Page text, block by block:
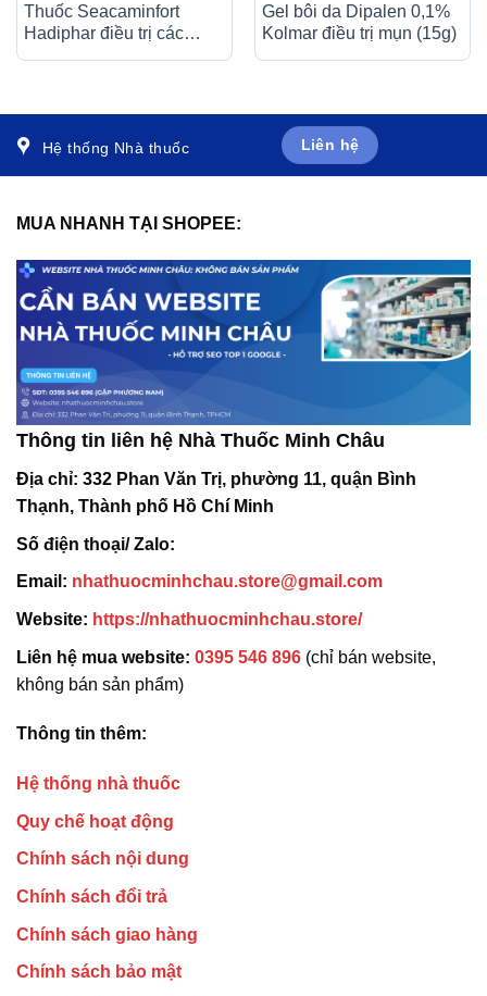
Thuốc Seacaminfort
Hadiphar điều trị các
Gel bôi da Dipalen 0,1%
Kolmar điều trị mụn (15g)
Hệ thống Nhà thuốc Liên hệ
MUA NHANH TẠI SHOPEE:
Thông tin liên hệ Nhà Thuốc Minh Châu
Địa chỉ: 332 Phan Văn Trị, phường 11, quận Bình
Thạnh, Thành phố Hồ Chí Minh
Số điện thoại/ Zalo:
Email: nhathuocminhchau.store@gmail.com
Website: https://nhathuocminhchau.store/
Liên hệ mua website: 0395 546 896 (chỉ bán website,
không bán sản phẩm)
Thông tin thêm:
Hệ thống nhà thuốc
Quy chế hoạt động
Chính sách nội dung
Chính sách đổi trả
Chính sách giao hàng
Chính sách bảo mật